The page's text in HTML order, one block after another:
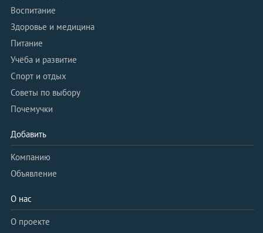
Воспитание
Здоровье и медицина
Питание
Учёба и развитие
Спорт и отдых
Советы по выбору
Почемучки
Добавить
Компанию
Объявление
О нас
О проекте